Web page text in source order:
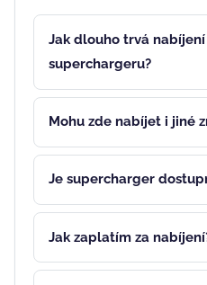
Jak dlouho trvá
superchargeru?
Mohu zde nabíjet i jiné
Je supercharger
Jak zaplatím za